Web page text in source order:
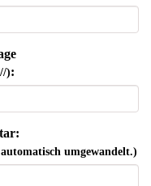
):
umgewandelt.)